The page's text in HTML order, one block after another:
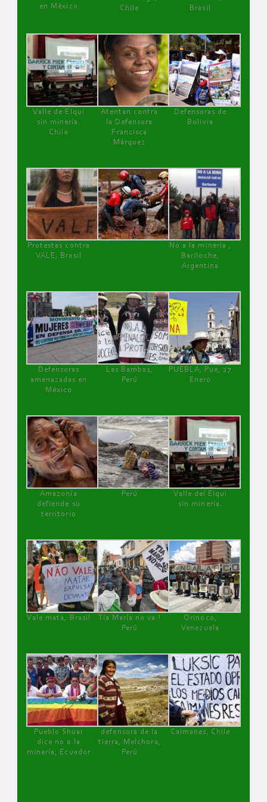
en México
Chile
Brasil
Valle de Elqui
sin minería.
Chile
Atentan contra
la Defensora
Francisca
Márquez
Defensoras de
Bolivia
Protestas contra
VALE, Brasil
No a la minería ,
Bariloche,
Argentina
Defensoras
amenazadas en
México
Las Bambas,
Perú
PUEBLA, Pue, 27
Enero
Amazonía
defiende su
territorio
Perú
Valle del Elqui
sin minería.
Vale mata, Brasil
Tía María no va !
Perú
Orinoco,
Venezuela
Pueblo Shuar
dice no a la
minería, Ecuador
defensora de la
tierra, Melchora,
Perú
Caimanes, Chile